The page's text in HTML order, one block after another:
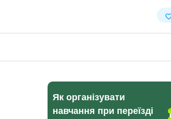
Як організувати
навчання при переїзді